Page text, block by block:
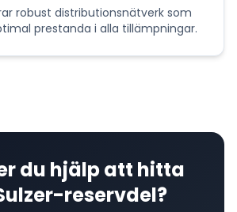
robust distributionsnätverksom
prestanda i alla tillämpningar.
du hjälp att hitta
-reservdel?